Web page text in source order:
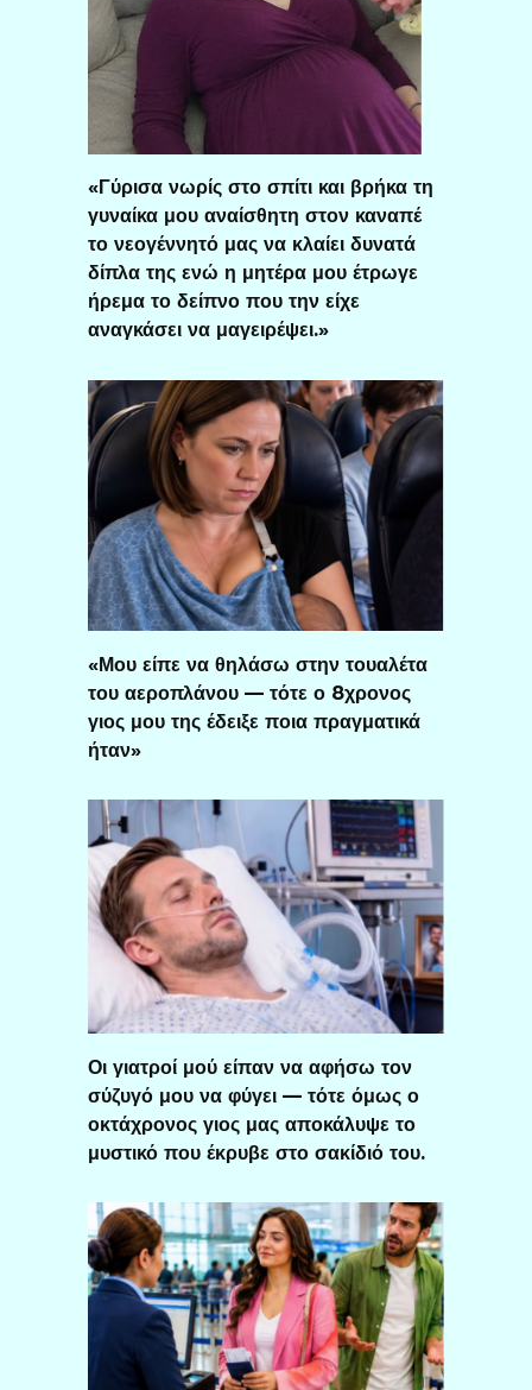
«Γύρισα νωρίς στο σπίτι και βρήκα τη
γυναίκα μου αναίσθητη στον καναπέ
το νεογέννητό μας να κλαίει δυνατά
δίπλα της ενώ η μητέρα μου έτρωγε
ήρεμα το δείπνο που την είχε
αναγκάσει να μαγειρέψει.»
«Μου είπε να θηλάσω στην τουαλέτα
του αεροπλάνου — τότε ο 8χρονος
γιος μου της έδειξε ποια πραγματικά
ήταν»
Οι γιατροί μού είπαν να αφήσω τον
σύζυγό μου να φύγει — τότε όμως ο
οκτάχρονος γιος μας αποκάλυψε το
μυστικό που έκρυβε στο σακίδιό του.